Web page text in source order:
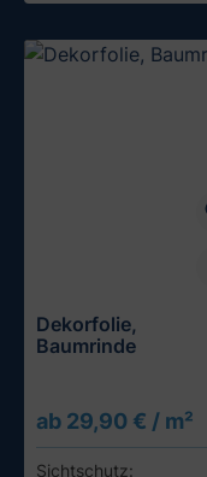
Dekorfolie,
Baumrinde
ab 29,90 € / m²
Sichtschutz: